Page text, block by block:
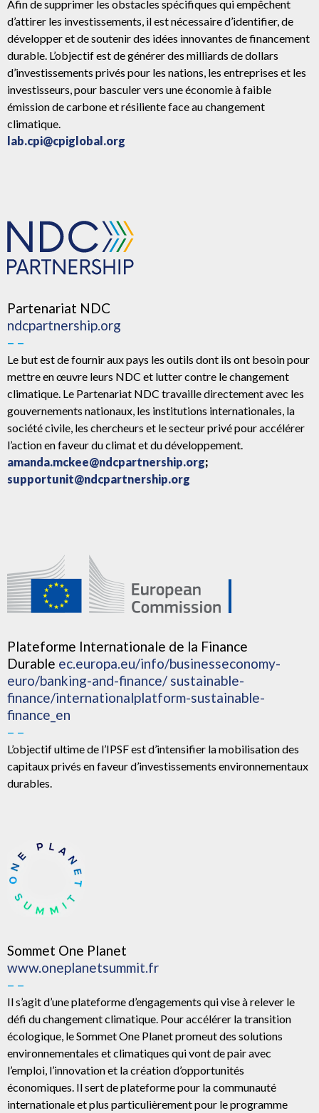
Afin de supprimer les obstacles spécifiques qui empêchent
d’attirer les investissements, il est nécessaire d’identifier, de
développer et de soutenir des idées innovantes de financement
durable. L’objectif est de générer des milliards de dollars
d’investissements privés pour les nations, les entreprises et les
investisseurs, pour basculer vers une économie à faible
émission de carbone et résiliente face au changement
climatique.
lab.cpi@cpiglobal.org
Partenariat NDC
ndcpartnership.org
– –
Le but est de fournir aux pays les outils dont ils ont besoin pour
mettre en œuvre leurs NDC et lutter contre le changement
climatique. Le Partenariat NDC travaille directement avec les
gouvernements nationaux, les institutions internationales, la
société civile, les chercheurs et le secteur privé pour accélérer
l’action en faveur du climat et du développement.
amanda.mckee@ndcpartnership.org;
supportunit@ndcpartnership.org
Plateforme Internationale de la Finance
Durable ec.europa.eu/info/businesseconomy-
euro/banking-and-finance/ sustainable-
finance/internationalplatform-sustainable-
finance_en
– –
L’objectif ultime de l’IPSF est d’intensifier la mobilisation des
capitaux privés en faveur d’investissements environnementaux
durables.
Sommet One Planet
www.oneplanetsummit.fr
– –
Il s’agit d’une plateforme d’engagements qui vise à relever le
défi du changement climatique. Pour accélérer la transition
écologique, le Sommet One Planet promeut des solutions
environnementales et climatiques qui vont de pair avec
l’emploi, l’innovation et la création d’opportunités
économiques. Il sert de plateforme pour la communauté
internationale et plus particulièrement pour le programme